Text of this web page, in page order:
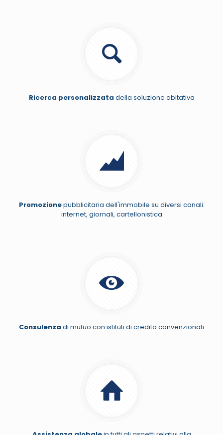
Ricerca personalizzata della soluzione abitativa
Promozionepubblicitaria dell'immobile su diversi canali:
internet, giornali, cartellonistica
Consulenza di mutuo con istituti di credito convenzionati